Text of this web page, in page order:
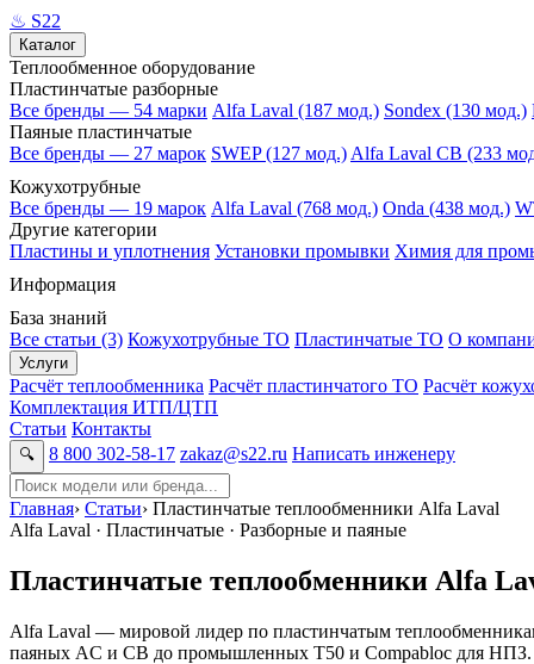
♨ S22
Каталог
Теплообменное оборудование
Пластинчатые разборные
Все бренды — 54 марки Alfa Laval (187 мод.) Sondex (130 мод.)
Паяные пластинчатые
Все бренды — 27 марок SWEP (127 мод.) Alfa Laval CB (233
Кожухотрубные
Все бренды — 19 марок Alfa Laval (768 мод.) Onda (438 мод.)
Другие категории
Пластины и уплотнения Установки промывки Химия для
Информация
База знаний
Все статьи (3) Кожухотрубные ТО Пластинчатые ТО О
Услуги
Расчёт теплообменника Расчёт пластинчатого ТО Расчёт
Комплектация ИТП/ЦТП
Статьи Контакты
🔍 8 800 302-58-17 zakaz@s22.ru Написать инженеру
Главная› Статьи› Пластинчатые теплообменники Alfa Laval
Alfa Laval · Пластинчатые · Разборные и паяные
Пластинчатые теплообменники Alfa
Alfa Laval — мировой лидер по пластинчатым
паяных AC и CB до промышленных T50 и Compabloc для